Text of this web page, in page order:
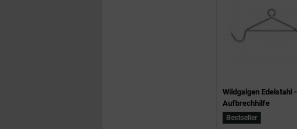
Wildgalgen Edelstahl -
Aufbrechhilfe
Bestseller